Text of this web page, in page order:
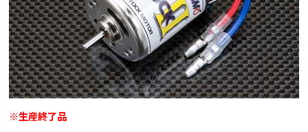
※生産終了品